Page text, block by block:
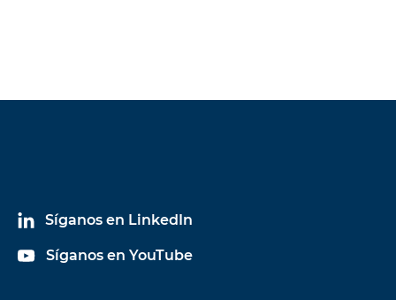
Síganos en LinkedIn
Síganos en YouTube